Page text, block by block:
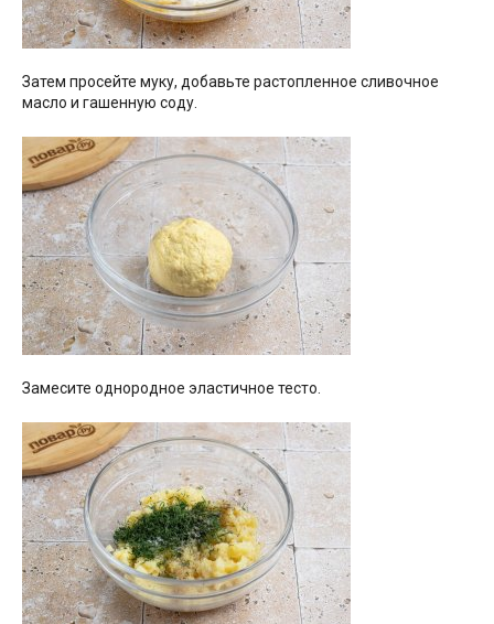
Затем просейте муку, добавьте растопленное сливочное
масло и гашенную соду.
Замесите однородное эластичное тесто.